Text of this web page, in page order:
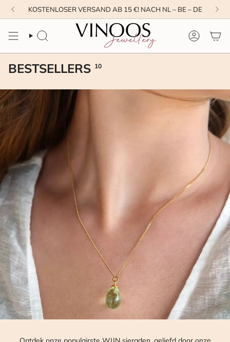
Zum
Inhalt
KOSTENLOSER VERSAND AB 15 €! NACH NL – BE – DE
SUCHE KONTO
BESTSELLERS 10